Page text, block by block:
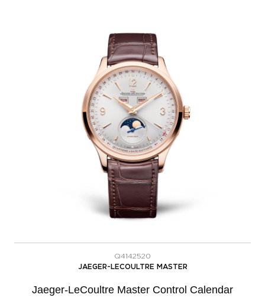
Q4142520
JAEGER-LECOULTRE MASTER
Jaeger-LeCoultre Master Control Calendar